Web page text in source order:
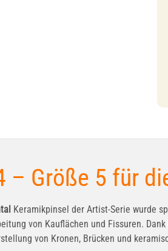
– Größe 5 für
Keramikpinsel der Artist-Serie wurde
von Kauflächen und Fissuren.
von Kronen, Brücken und